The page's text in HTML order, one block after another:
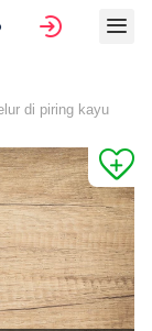
Masuk
di piring kayu